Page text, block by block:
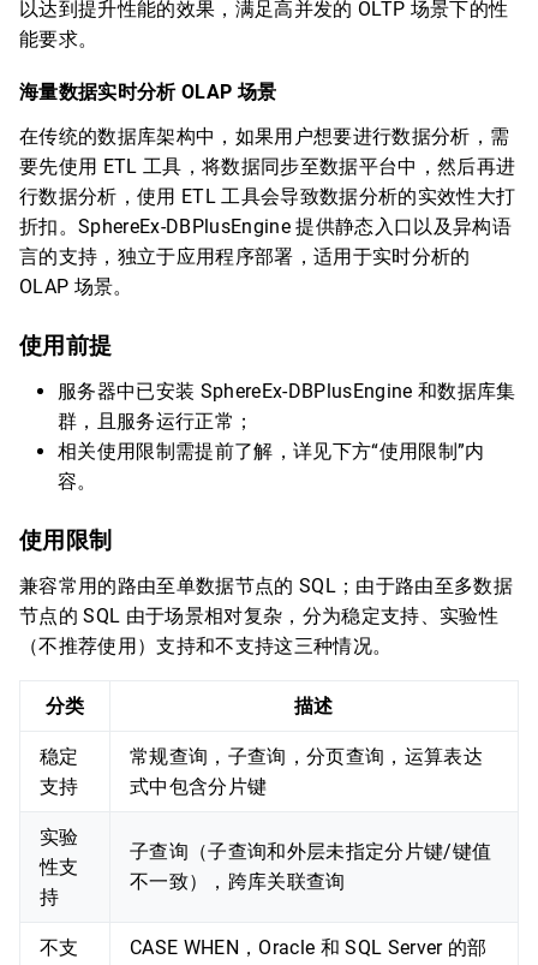
以达到提升性能的效果，满足高并发的 OLTP 场景下的性
能要求。
海量数据实时分析 OLAP 场景
在传统的数据库架构中，如果用户想要进行数据分析，需
要先使用 ETL 工具，将数据同步至数据平台中，然后再进
行数据分析，使用 ETL 工具会导致数据分析的实效性大打
折扣。SphereEx-DBPlusEngine 提供静态入口以及异构语
言的支持，独立于应用程序部署，适用于实时分析的
OLAP 场景。
使用前提
服务器中已安装 SphereEx-DBPlusEngine 和数据库集
群，且服务运行正常；
相关使用限制需提前了解，详见下方“使用限制”内
容。
使用限制
兼容常用的路由至单数据节点的 SQL；由于路由至多数据
节点的 SQL 由于场景相对复杂，分为稳定支持、实验性
（不推荐使用）支持和不支持这三种情况。
分类 描述
稳定
支持
常规查询，子查询，分页查询，运算表达
式中包含分片键
实验
性支
持
子查询（子查询和外层未指定分片键/键值
不一致），跨库关联查询
不支
CASE WHEN，Oracle 和 SQL Server 的部